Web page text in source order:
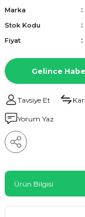
Marka
Stok Kodu
Fiyat
Gelince
Tavsiye Et
Yorum Yaz
Ürün Bilgisi